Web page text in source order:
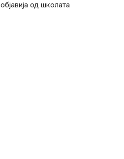
објавија од школата